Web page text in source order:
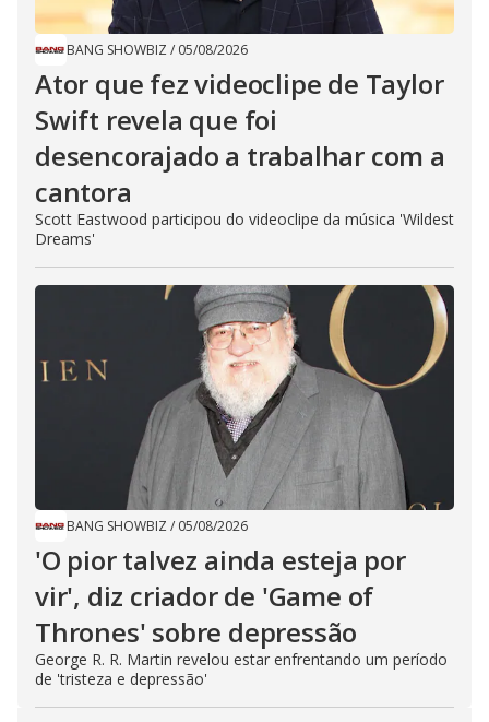
BANG SHOWBIZ / 05/08/2026
Ator que fez videoclipe de Taylor
Swift revela que foi
desencorajado a trabalhar com a
cantora
Scott Eastwood participou do videoclipe da música 'Wildest
Dreams'
BANG SHOWBIZ / 05/08/2026
'O pior talvez ainda esteja por
vir', diz criador de 'Game of
Thrones' sobre depressão
George R. R. Martin revelou estar enfrentando um período
de 'tristeza e depressão'